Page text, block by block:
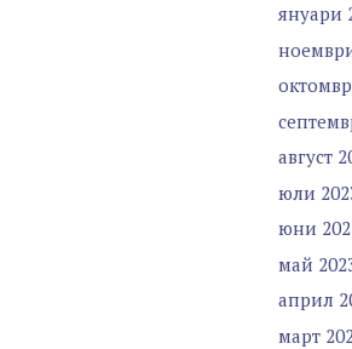
януари
август
юли
юни
май
април
март